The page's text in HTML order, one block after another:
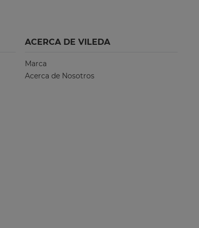
ACERCA DE VILEDA
Marca
Acerca de Nosotros